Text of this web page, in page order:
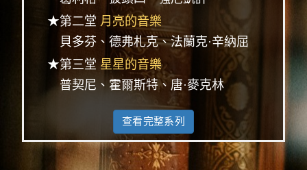
★第二堂 月亮的音樂
貝多芬、德弗札克、法蘭克·辛納屈
★第三堂 星星的音樂
普契尼、霍爾斯特、唐·麥克林
查看完整系列